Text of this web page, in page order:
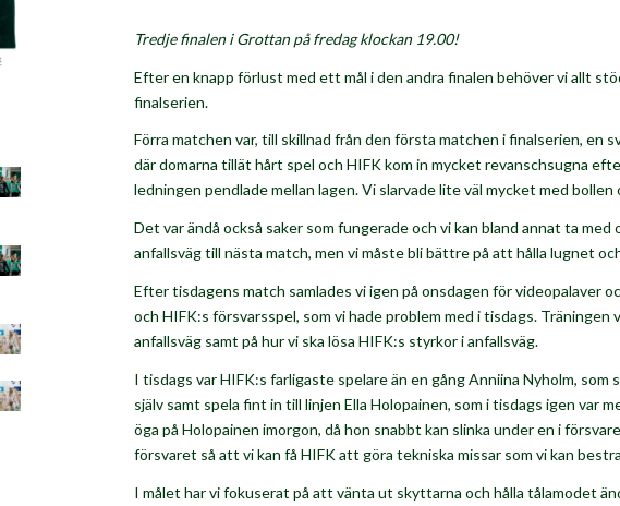
Tredje finalen i Grottan på fredag klockan 19.00!
Efter en knapp förlust med ett mål i den andra finalen behöver vi allt
finalserien.
Förra matchen var, till skillnad från den första matchen i finalserien, en
där domarna tillät hårt spel och HIFK kom in mycket revanschsugna
ledningen pendlade mellan lagen. Vi slarvade lite väl mycket med
Det var ändå också saker som fungerade och vi kan bland annat ta
anfallsväg till nästa match, men vi måste bli bättre på att hålla lugnet
Efter tisdagens match samlades vi igen på onsdagen för videopalaver
och HIFK:s försvarsspel, som vi hade problem med i tisdags.
anfallsväg samt på hur vi ska lösa HIFK:s styrkor i anfallsväg.
I tisdags var HIFK:s farligaste spelare än en gång Anniina Nyholm,
själv samt spela fint in till linjen Ella Holopainen, som i tisdags igen var
öga på Holopainen imorgon, då hon snabbt kan slinka under en i
försvaret så att vi kan få HIFK att göra tekniska missar som vi kan
I målet har vi fokuserat på att vänta ut skyttarna och hålla tålamodet